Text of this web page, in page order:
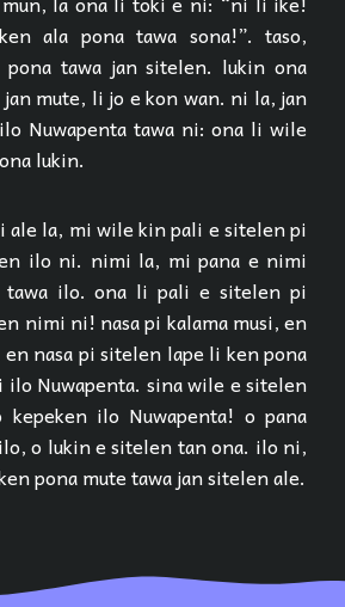
ala pona tawa sona!”. taso,
tawa jan sitelen. lukin ona
jan mute, li jo e kon wan. ni la, jan
Nuwapenta tawa ni: ona li wile
lukin.
ale la, mi wile kin pali e sitelen pi
ilo ni. nimi la, mi pana e nimi
tawa ilo. ona li pali e sitelen pi
nimi ni! nasa pi kalama musi, en
nasa pi sitelen lape li ken pona
ilo Nuwapenta. sina wile e sitelen
ilo Nuwapenta! o pana
o lukin e sitelen tan ona. ilo ni,
pona mute tawa jan sitelen ale.